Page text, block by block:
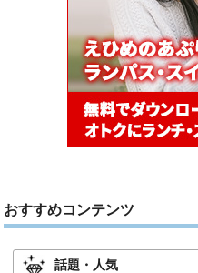
おすすめコンテンツ
話題・人気